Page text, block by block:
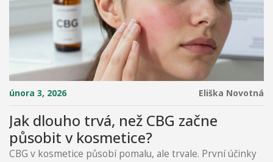
února 3, 2026 Eliška Novotná
Jak dlouho trvá, než CBG začne
působit v kosmetice?
CBG v kosmetice působí pomalu, ale trvale. První účinky